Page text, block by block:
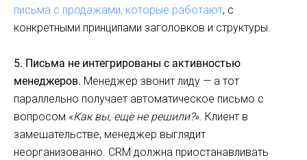
письма с продажами, которые работают, с
конкретными принципами заголовков и структуры.
5. Письма не интегрированы с активностью
менеджеров. Менеджер звонит лиду — а тот
параллельно получает автоматическое письмо с
вопросом «Как вы, ещё не решили?». Клиент в
замешательстве, менеджер выглядит
неорганизованно. CRM должна приостанавливать